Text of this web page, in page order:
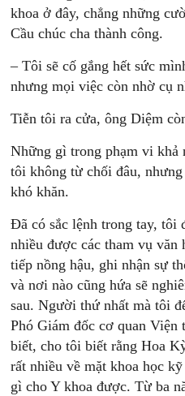
khoa ở đây, chẳng những
Cầu chúc cha thành công.
– Tôi sẽ cố gắng hết sức
nhưng mọi việc còn nhờ cụ
Tiễn tôi ra cửa, ông Diệm
Những gì trong phạm vi khả
tôi không từ chối đâu,
khó khăn.
Đã có sắc lệnh trong tay, tôi
nhiều được các tham vụ văn
tiếp nồng hậu, ghi nhận sự
và nơi nào cũng hứa sẽ
sau. Người thứ nhất mà tôi
Phó Giám đốc cơ quan
biết, cho tôi biết rằng Hoa
rất nhiều về mặt khoa học
gì cho Y khoa được. Từ ba